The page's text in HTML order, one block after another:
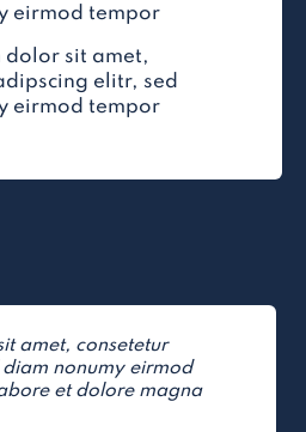
eirmod tempor
dolor sit amet,
elitr, sed
eirmod tempor
amet, consetetur
nonumy eirmod
et dolore magna